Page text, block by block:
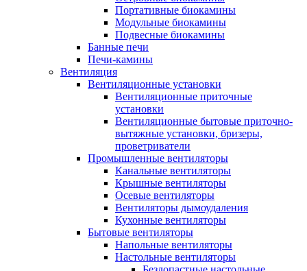
Портативные биокамины
Модульные биокамины
Подвесные биокамины
Банные печи
Печи-камины
Вентиляция
Вентиляционные установки
Вентиляционные приточные
установки
Вентиляционные бытовые приточно-
вытяжные установки, бризеры,
проветриватели
Промышленные вентиляторы
Канальные вентиляторы
Крышные вентиляторы
Осевые вентиляторы
Вентиляторы дымоудаления
Кухонные вентиляторы
Бытовые вентиляторы
Напольные вентиляторы
Настольные вентиляторы